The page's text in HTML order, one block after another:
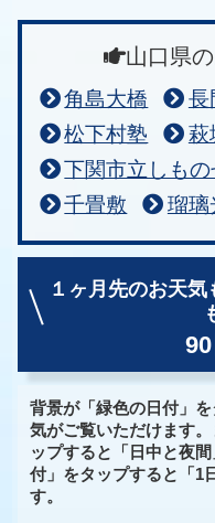
山口県
角島大橋 長
松下村塾
萩
下関市立しもの
千畳敷
瑠璃
１ヶ月先のお天気
背景が「緑色の日付」
気がご覧いただけます
ップすると「日中と夜
付」をタップすると「1
す。